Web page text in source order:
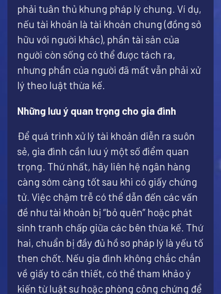
phải tuân thủ khung pháp lý chung. Ví dụ,
nếu tài khoản là tài khoản chung (đồng sở
hữu với người khác), phần tài sản của
người còn sống có thể được tách ra,
nhưng phần của người đã mất vẫn phải xử
lý theo luật thừa kế.
Những lưu ý quan trọng cho gia đình
Để quá trình xử lý tài khoản diễn ra suôn
sẻ, gia đình cần lưu ý một số điểm quan
trọng. Thứ nhất, hãy liên hệ ngân hàng
càng sớm càng tốt sau khi có giấy chứng
tử. Việc chậm trễ có thể dẫn đến các vấn
đề như tài khoản bị “bỏ quên” hoặc phát
sinh tranh chấp giữa các bên thừa kế. Thứ
hai, chuẩn bị đầy đủ hồ sơ pháp lý là yếu tố
then chốt. Nếu gia đình không chắc chắn
về giấy tờ cần thiết, có thể tham khảo ý
kiến từ luật sư hoặc phòng công chứng để